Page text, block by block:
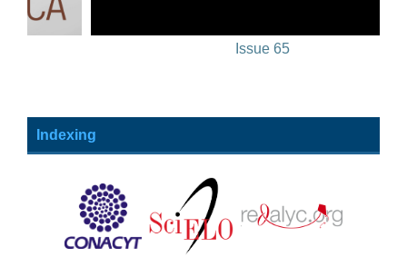
Issue 65
Indexing